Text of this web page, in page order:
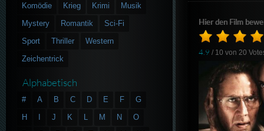
Hier den Film
4.9 / 10 von20
Komödie
Krieg Krimi
Musik
Mystery
Romantik
Sci-Fi
Sport
Thriller
Western
Zeichentrick
Alphabetisch
# A B C D E F
G
H
J K L M N
O